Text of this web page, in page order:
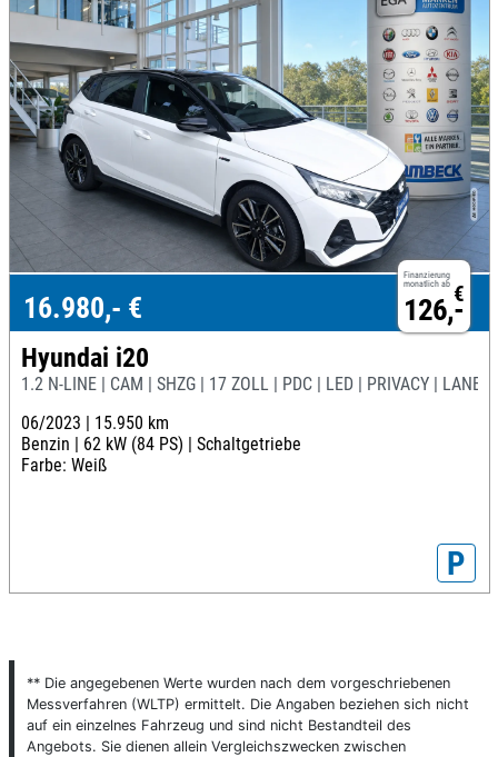
Finanzierung
monatlich ab €
126,-
16.980,- €
Hyundai i20
1.2 N-LINE | CAM | SHZG | 17 ZOLL | PDC | LED | PRIVACY | LANE
06/2023 | 15.950 km
Benzin | 62 kW (84 PS) | Schaltgetriebe
Farbe: Weiß
P
** Die angegebenen Werte wurden nach dem vorgeschriebenen
Messverfahren (WLTP) ermittelt. Die Angaben beziehen sich nicht
auf ein einzelnes Fahrzeug und sind nicht Bestandteil des
Angebots. Sie dienen allein Vergleichszwecken zwischen